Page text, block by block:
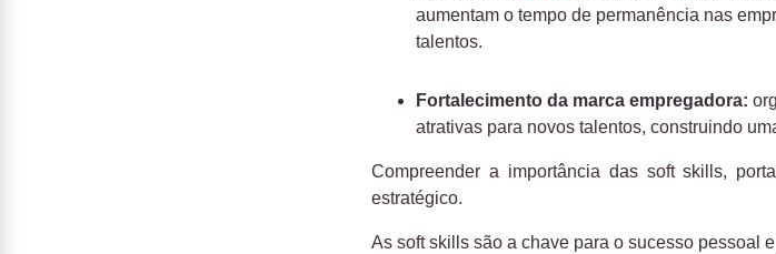
aumentam o tempo de permanência nas
talentos.
Fortalecimento da marca empregadora:
atrativas para novos talentos, construindo
Compreender a importância das soft skills,
estratégico.
As soft skills são a chave para o sucesso pessoal